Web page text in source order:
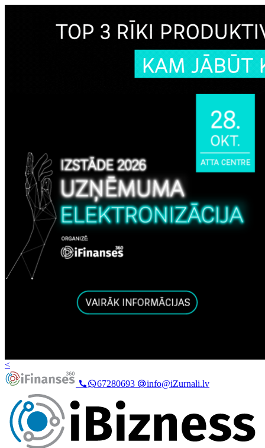
<
67280693
info@iZurnali.lv